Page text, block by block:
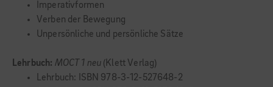
Imperativformen
Verben der Bewegung
Unpersönliche und persönliche Sätze
Lehrbuch: MOCT 1 neu (Klett Verlag)
Lehrbuch: ISBN 978-3-12-527648-2